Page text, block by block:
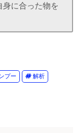
に合った物を
プー 解析